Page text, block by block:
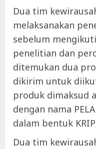
Dua tim
melaksanakan
sebelum
penelitian dan
ditemukan dua
dikirim untuk
produk dimaksud
dengan nama
dalam bentuk
Dua tim